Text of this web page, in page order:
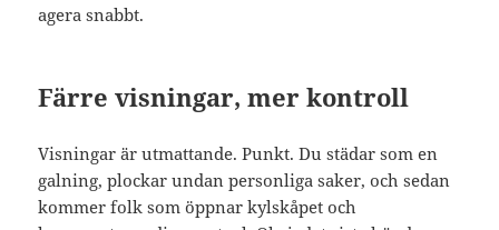
agera snabbt.
Färre visningar, mer kontroll
Visningar är utmattande. Punkt. Du städar som en
galning, plockar undan personliga saker, och sedan
kommer folk som öppnar kylskåpet och